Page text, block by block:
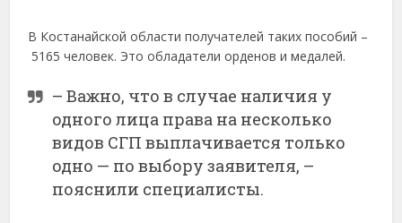
В Костанайской области получателей таких пособий –
5165 человек. Это обладатели орденов и медалей.
– Важно, что в случае наличия у
одного лица права на несколько
видов СГП выплачивается только
одно — по выбору заявителя, –
пояснили специалисты.